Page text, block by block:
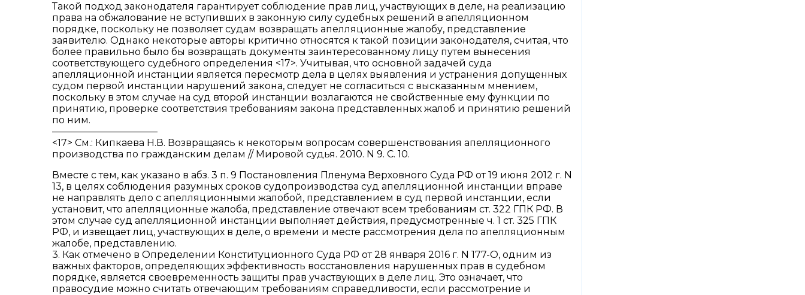
Такой подход законодателя гарантирует соблюдение прав лиц, участвующих в деле, на реализацию
права на обжалование не вступивших в законную силу судебных решений в апелляционном
порядке, поскольку не позволяет судам возвращать апелляционные жалобу, представление
заявителю. Однако некоторые авторы критично относятся к такой позиции законодателя, считая, что
более правильно было бы возвращать документы заинтересованному лицу путем вынесения
соответствующего судебного определения <17>. Учитывая, что основной задачей суда
апелляционной инстанции является пересмотр дела в целях выявления и устранения допущенных
судом первой инстанции нарушений закона, следует не согласиться с высказанным мнением,
поскольку в этом случае на суд второй инстанции возлагаются не свойственные ему функции по
принятию, проверке соответствия требованиям закона представленных жалоб и принятию решений
по ним.
———————————
<17> См.: Кипкаева Н.В. Возвращаясь к некоторым вопросам совершенствования апелляционного
производства по гражданским делам // Мировой судья. 2010. N 9. С. 10.
Вместе с тем, как указано в абз. 3 п. 9 Постановления Пленума Верховного Суда РФ от 19 июня 2012 г. N
13, в целях соблюдения разумных сроков судопроизводства суд апелляционной инстанции вправе
не направлять дело с апелляционными жалобой, представлением в суд первой инстанции, если
установит, что апелляционные жалоба, представление отвечают всем требованиям ст. 322 ГПК РФ. В
этом случае суд апелляционной инстанции выполняет действия, предусмотренные ч. 1 ст. 325 ГПК
РФ, и извещает лиц, участвующих в деле, о времени и месте рассмотрения дела по апелляционным
жалобе, представлению.
3. Как отмечено в Определении Конституционного Суда РФ от 28 января 2016 г. N 177-О, одним из
важных факторов, определяющих эффективность восстановления нарушенных прав в судебном
порядке, является своевременность защиты прав участвующих в деле лиц. Это означает, что
правосудие можно считать отвечающим требованиям справедливости, если рассмотрение и